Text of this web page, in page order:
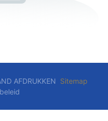
AFDRUKKEN Sitemap